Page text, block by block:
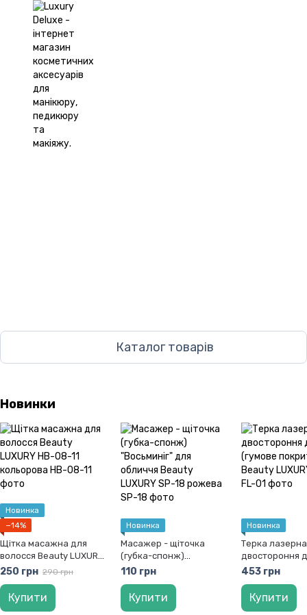
Каталог товарів
Новинки
Новинка
−14%
Щітка масажна для
волосся Beauty LUXURY
HB-08-11 кольорова
250 грн 290 грн
Купити
Новинка
Масажер - щіточка
(губка-спонж)
"Восьминіг" для обличчя
рожева
110 грн
Купити
Новинка
Терка лазерна
двостороння
(гумове
453 грн
Купити